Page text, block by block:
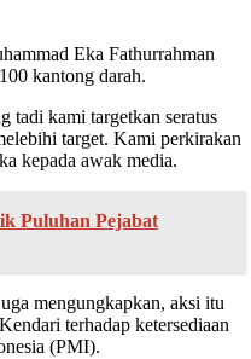
Eka Fathurrahman
kantong darah.
tadi kami targetkan seratus
target. Kami perkirakan
kepada awak media.
Puluhan Pejabat
mengungkapkan, aksi itu
terhadap ketersediaan
(PMI).